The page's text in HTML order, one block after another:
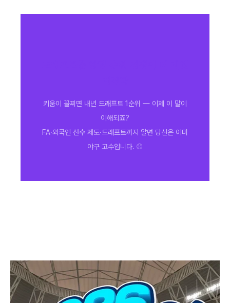
키움이 꼴찌면 내년 드래프트 1순위 — 이제 이 말이
이해되죠?
FA·외국인 선수 제도·드래프트까지 알면 당신은 이미
야구 고수입니다. ⚾